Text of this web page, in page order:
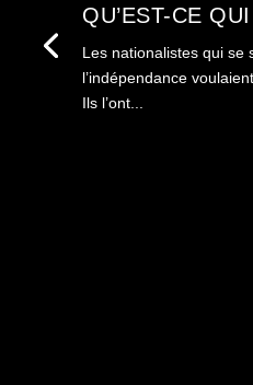
QU’EST-CE
Les nationalistes qui se
l’indépendance
Ils l’ont...